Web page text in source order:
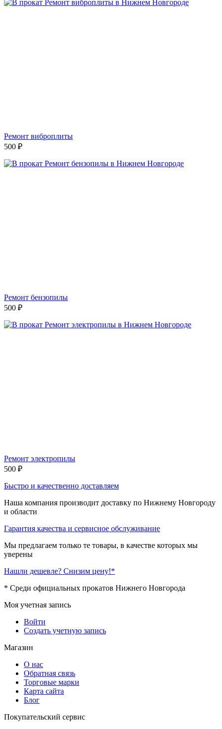
Ремонт виброплиты
500 ₽
Ремонт бензопилы
500 ₽
Ремонт электропилы
500 ₽
Быстро и качественно доставляем
Наша компания производит доставку по Нижнему Новгороду
и области
Гарантия качества и сервисное обслуживание
Мы предлагаем только те товары, в качестве которых мы
уверены
Нашли дешевле? Снизим цену!*
* Среди официальных прокатов Нижнего Новгорода
Моя учетная запись
Войти
Создать учетную запись
Магазин
О нас
Обратная связь
Торговые марки
Карта сайта
Блог
Покупательский сервис